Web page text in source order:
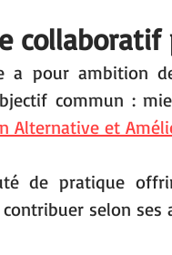
a pour ambition
commun :
Alternative et
de pratique
selon ses